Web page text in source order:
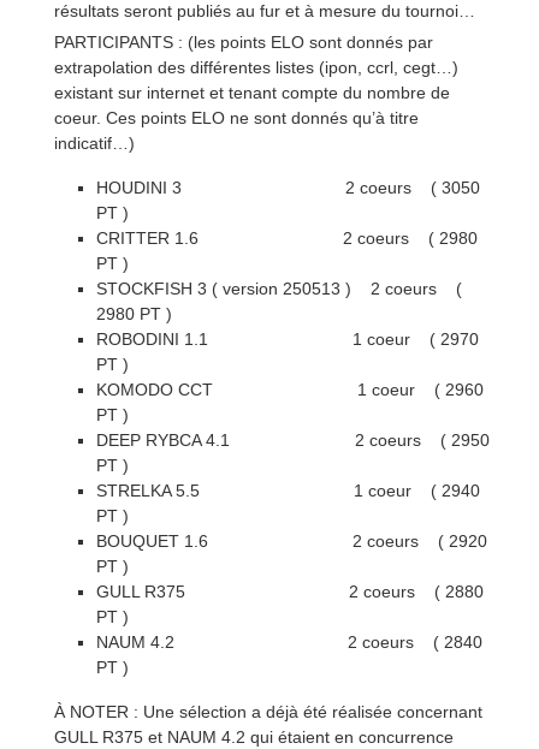
résultats seront publiés au fur et à mesure du tournoi…
PARTICIPANTS : (les points ELO sont donnés par
extrapolation des différentes listes (ipon, ccrl, cegt…)
existant sur internet et tenant compte du nombre de
coeur. Ces points ELO ne sont donnés qu’à titre
indicatif…)
HOUDINI 3 2 coeurs ( 3050
PT )
CRITTER 1.6 2 coeurs ( 2980
PT )
STOCKFISH 3 ( version 250513 ) 2 coeurs (
2980 PT )
ROBODINI 1.1 1 coeur ( 2970
PT )
KOMODO CCT 1 coeur ( 2960
PT )
DEEP RYBCA 4.1 2 coeurs ( 2950
PT )
STRELKA 5.5 1 coeur ( 2940
PT )
BOUQUET 1.6 2 coeurs ( 2920
PT )
GULL R375 2 coeurs ( 2880
PT )
NAUM 4.2 2 coeurs ( 2840
PT )
À NOTER : Une sélection a déjà été réalisée concernant
GULL R375 et NAUM 4.2 qui étaient en concurrence